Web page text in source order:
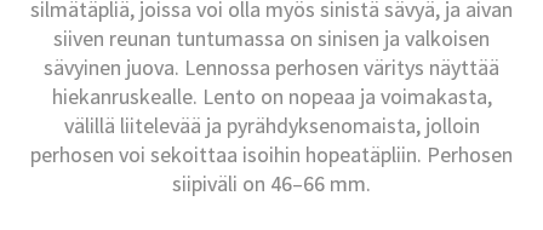
silmätäpliä, joissa voi olla myös sinistä sävyä, ja aivan
siiven reunan tuntumassa on sinisen ja valkoisen
sävyinen juova. Lennossa perhosen väritys näyttää
hiekanruskealle. Lento on nopeaa ja voimakasta,
välillä liitelevää ja pyrähdyksenomaista, jolloin
perhosen voi sekoittaa isoihin hopeatäpliin. Perhosen
siipiväli on 46–66 mm.